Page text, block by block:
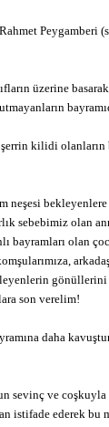
Peygamberi
üzerine
kilidi olanların
neşesi
sebebimiz olan
olan
gönüllerini
son verelim!
daha
sevinç ve
istifade ederek bu